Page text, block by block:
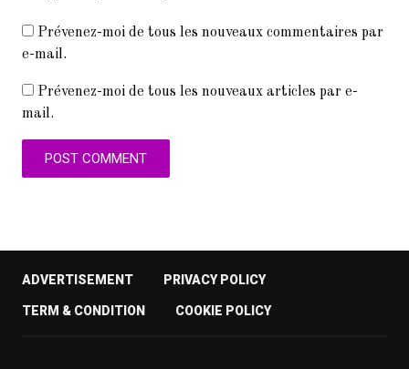
Prévenez-moi de tous les nouveaux commentaires par
e-mail.
Prévenez-moi de tous les nouveaux articles par e-
mail.
ADVERTISEMENT PRIVACY POLICY
TERM & CONDITION COOKIE POLICY